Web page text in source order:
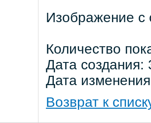
Изображение с
Количество
Дата
Дата
Возврат к